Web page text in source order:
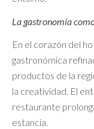
La gastronomía
En el corazón del
gastronómica
productos de la
la creatividad. El
restaurante
estancia.